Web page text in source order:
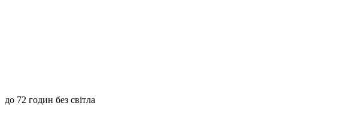
до 72 годин без світла